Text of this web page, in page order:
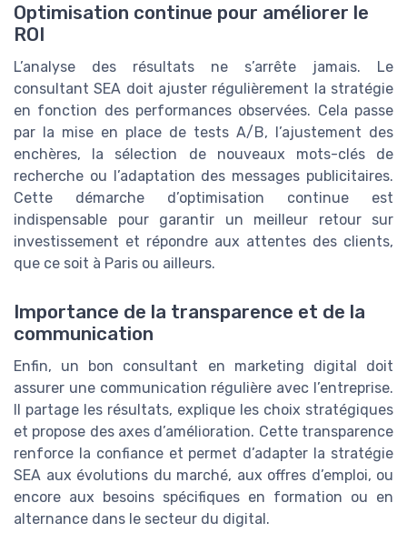
Optimisation continue pour améliorer le
ROI
L’analyse des résultats ne s’arrête jamais. Le
consultant SEA doit ajuster régulièrement la stratégie
en fonction des performances observées. Cela passe
par la mise en place de tests A/B, l’ajustement des
enchères, la sélection de nouveaux mots-clés de
recherche ou l’adaptation des messages publicitaires.
Cette démarche d’optimisation continue est
indispensable pour garantir un meilleur retour sur
investissement et répondre aux attentes des clients,
que ce soit à Paris ou ailleurs.
Importance de la transparence et de la
communication
Enfin, un bon consultant en marketing digital doit
assurer une communication régulière avec l’entreprise.
Il partage les résultats, explique les choix stratégiques
et propose des axes d’amélioration. Cette transparence
renforce la confiance et permet d’adapter la stratégie
SEA aux évolutions du marché, aux offres d’emploi, ou
encore aux besoins spécifiques en formation ou en
alternance dans le secteur du digital.